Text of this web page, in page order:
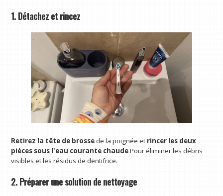
1. Détachez et rincez
Retirez la tête de brossede la poignée et rincer les deux
pièces sous l'eau courante chaudePour éliminer les débris
visibles et les résidus de dentifrice.
2. Préparer une solution de nettoyage